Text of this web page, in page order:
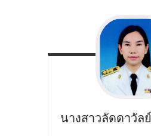
นางสาวลัดดาวัลย์